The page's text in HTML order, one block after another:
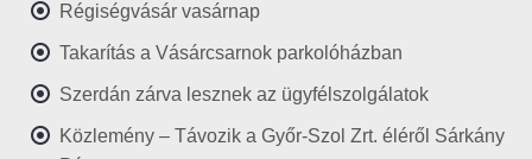
Régiségvásár vasárnap
Takarítás a Vásárcsarnok parkolóházban
Szerdán zárva lesznek az ügyfélszolgálatok
Közlemény – Távozik a Győr-Szol Zrt. éléről Sárkány